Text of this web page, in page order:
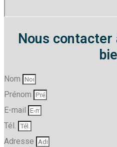
Nous contacter
Nom
Prénom
E-mail
Tél.
Adresse